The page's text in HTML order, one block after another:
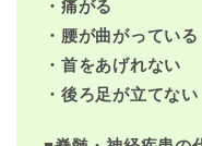
・痛がる
・腰が曲がっている
・首をあげれない
・後ろ足が立てない